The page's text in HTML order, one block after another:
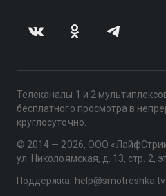
Телеканалы 1 и 2
бесплатного просмотра в
круглосуточно.
© 2014 — 2026, ООО
ул. Николоямская, д. 13, стр. 2,
Поддержка: help@smotreshka.tv